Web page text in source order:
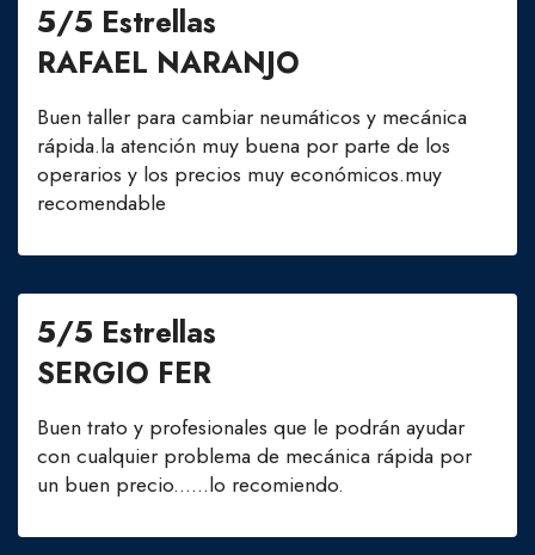
5/5 Estrellas
RAFAEL NARANJO
Buen taller para cambiar neumáticos y mecánica
rápida.la atención muy buena por parte de los
operarios y los precios muy económicos.muy
recomendable
5/5 Estrellas
SERGIO FER
Buen trato y profesionales que le podrán ayudar
con cualquier problema de mecánica rápida por
un buen precio......lo recomiendo.